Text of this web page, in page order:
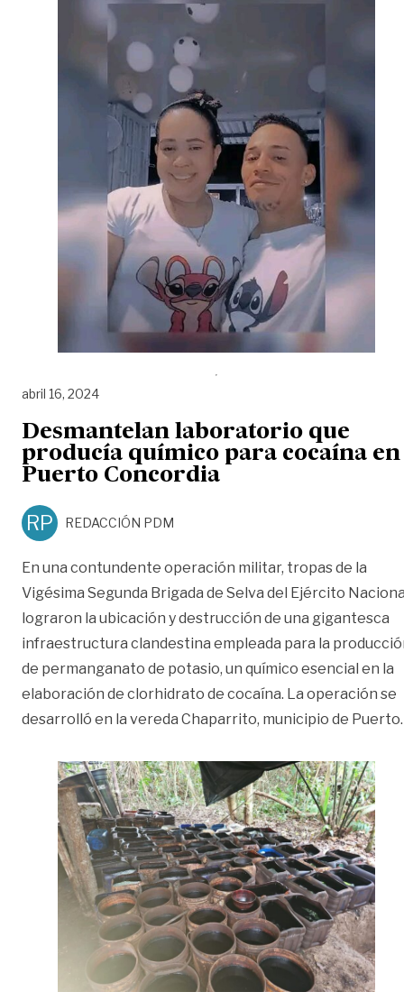
abril 16, 2024
Desmantelan laboratorio que
producía químico para cocaína en
Puerto Concordia
RP REDACCIÓN PDM
En una contundente operación militar, tropas de la
Vigésima Segunda Brigada de Selva del Ejército
lograron la ubicación y destrucción de una gigantesca
infraestructura clandestina empleada para la
de permanganato de potasio, un químico esencial en la
elaboración de clorhidrato de cocaína. La operación se
desarrolló en la vereda Chaparrito, municipio de Puerto